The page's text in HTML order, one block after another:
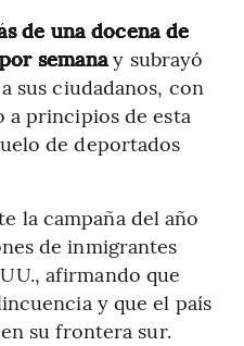
de una docena de
semanay subrayó
sus ciudadanos, con
a principios de esta
de deportados
la campaña del año
de inmigrantes
afirmando que
y que el país
su frontera sur.